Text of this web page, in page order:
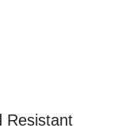
Resistant